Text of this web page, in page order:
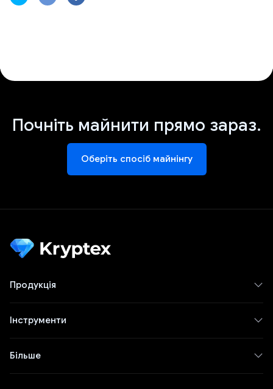
Почніть майнити прямо зараз.
Оберіть спосіб майнінгу
Продукція
Інструменти
Більше